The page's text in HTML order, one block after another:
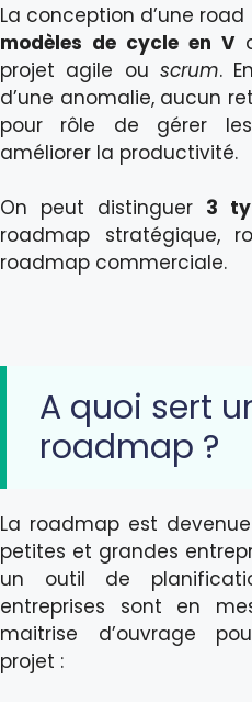
La conception d’une
modèles de cycle en V
projet agile ou scrum.
d’une anomalie, aucun
pour rôle de gérer
améliorer la productivité.
On peut distinguer 3
roadmap stratégique,
roadmap commerciale.
A quoi sert
roadmap ?
La roadmap est
petites et grandes
un outil de
entreprises sont en
maitrise d’ouvrage
projet :